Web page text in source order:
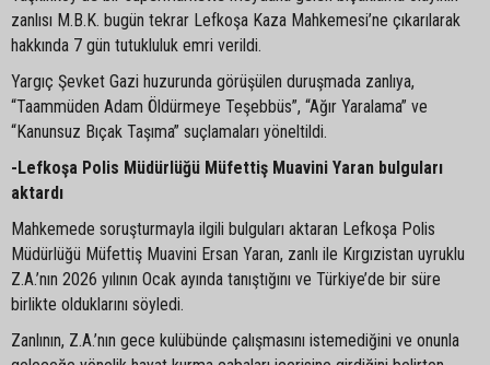
zanlısı M.B.K. bugün tekrar Lefkoşa Kaza Mahkemesi’ne çıkarılarak
hakkında 7 gün tutukluluk emri verildi.
Yargıç Şevket Gazi huzurunda görüşülen duruşmada zanlıya,
“Taammüden Adam Öldürmeye Teşebbüs”, “Ağır Yaralama” ve
“Kanunsuz Bıçak Taşıma” suçlamaları yöneltildi.
-Lefkoşa Polis Müdürlüğü Müfettiş Muavini Yaran bulguları
aktardı
Mahkemede soruşturmayla ilgili bulguları aktaran Lefkoşa Polis
Müdürlüğü Müfettiş Muavini Ersan Yaran, zanlı ile Kırgızistan uyruklu
Z.A.’nın 2026 yılının Ocak ayında tanıştığını ve Türkiye’de bir süre
birlikte olduklarını söyledi.
Zanlının, Z.A.’nın gece kulübünde çalışmasını istemediğini ve onunla